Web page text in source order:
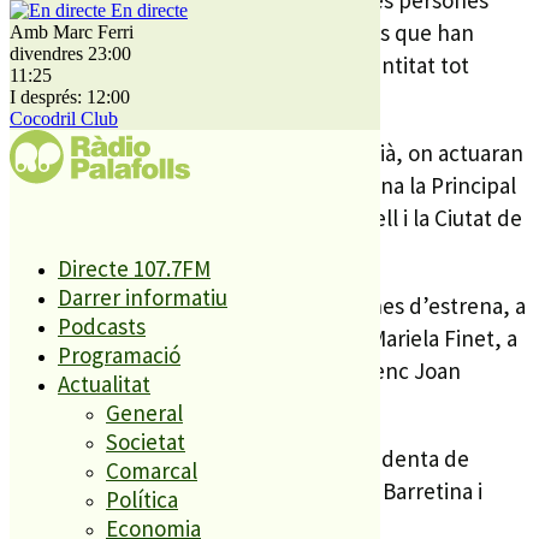
En directe
Amb Marc Ferri
divendres 23:00
11:25
I després: 12:00
Cocodril Club
Directe 107.7FM
Darrer informatiu
Podcasts
Programació
Actualitat
General
Societat
Comarcal
Política
Economia
que han format part de l’Agrupació, les que han
ajudat i les que han col·laborat amb l’entitat tot
aquest temps.
L’aplec té lloc al parc de Francesc Macià, on actuaran
les cobles Sant Jordi Ciutat de Barcelona la Principal
del Llobregat, la Jovenívola de Sabadell i la Ciutat de
A banda, l’aplec comptarà amb sardanes d’estrena, a
càrrec de Jaume Cristau, Jaume Riu i Mariela Finet, a
més de la sardana inèdita del malgratenc Joan
Verges.
Ho expliquen Montserrat Clapés, presidenta de
l’Agrupació Sardanista Malgratenca La Barretina i
Joan Bigas, membre de l’entitat.